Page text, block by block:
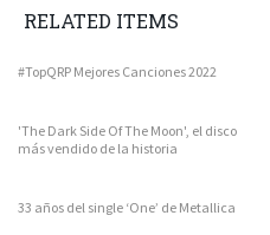
RELATED ITEMS
#TopQRP Mejores Canciones 2022
'The Dark Side Of The Moon', el disco
más vendido de la historia
33 años del single ‘One’ de Metallica